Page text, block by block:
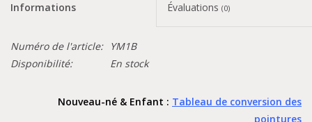
Informations Évaluations (0)
Numéro de l'article:
YM1B
Disponibilité:
En stock
Nouveau-né & Enfant : Tableau de conversion des
pointures